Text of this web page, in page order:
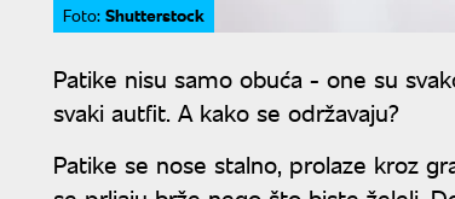
Foto: Shutterstock
Patike nisu samo obuća - one su
svaki autfit. A kako se održavaju?
Patike se nose stalno, prolaze kroz